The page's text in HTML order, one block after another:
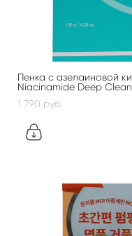
Пенка с азелаиновой
Niacinamide Deep
1 790 pуб.